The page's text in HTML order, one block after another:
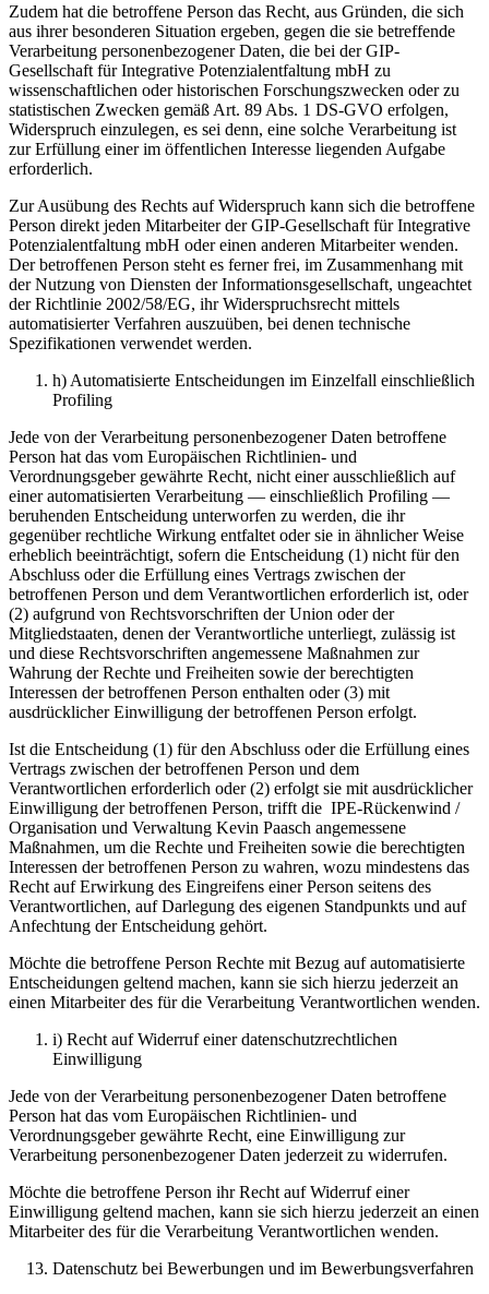
Zudem hat die betroffene Person das Recht, aus Gründen, die sich
aus ihrer besonderen Situation ergeben, gegen die sie betreffende
Verarbeitung personenbezogener Daten, die bei der GIP-
Gesellschaft für Integrative Potenzialentfaltung mbH zu
wissenschaftlichen oder historischen Forschungszwecken oder zu
statistischen Zwecken gemäß Art. 89 Abs. 1 DS-GVO erfolgen,
Widerspruch einzulegen, es sei denn, eine solche Verarbeitung ist
zur Erfüllung einer im öffentlichen Interesse liegenden Aufgabe
erforderlich.
Zur Ausübung des Rechts auf Widerspruch kann sich die betroffene
Person direkt jeden Mitarbeiter der GIP-Gesellschaft für Integrative
Potenzialentfaltung mbH oder einen anderen Mitarbeiter wenden.
Der betroffenen Person steht es ferner frei, im Zusammenhang mit
der Nutzung von Diensten der Informationsgesellschaft, ungeachtet
der Richtlinie 2002/58/EG, ihr Widerspruchsrecht mittels
automatisierter Verfahren auszuüben, bei denen technische
Spezifikationen verwendet werden.
h) Automatisierte Entscheidungen im Einzelfall einschließlich
Profiling
Jede von der Verarbeitung personenbezogener Daten betroffene
Person hat das vom Europäischen Richtlinien- und
Verordnungsgeber gewährte Recht, nicht einer ausschließlich auf
einer automatisierten Verarbeitung — einschließlich Profiling —
beruhenden Entscheidung unterworfen zu werden, die ihr
gegenüber rechtliche Wirkung entfaltet oder sie in ähnlicher Weise
erheblich beeinträchtigt, sofern die Entscheidung (1) nicht für den
Abschluss oder die Erfüllung eines Vertrags zwischen der
betroffenen Person und dem Verantwortlichen erforderlich ist, oder
(2) aufgrund von Rechtsvorschriften der Union oder der
Mitgliedstaaten, denen der Verantwortliche unterliegt, zulässig ist
und diese Rechtsvorschriften angemessene Maßnahmen zur
Wahrung der Rechte und Freiheiten sowie der berechtigten
Interessen der betroffenen Person enthalten oder (3) mit
ausdrücklicher Einwilligung der betroffenen Person erfolgt.
Ist die Entscheidung (1) für den Abschluss oder die Erfüllung eines
Vertrags zwischen der betroffenen Person und dem
Verantwortlichen erforderlich oder (2) erfolgt sie mit ausdrücklicher
Einwilligung der betroffenen Person, trifft die IPE-Rückenwind /
Organisation und Verwaltung Kevin Paasch angemessene
Maßnahmen, um die Rechte und Freiheiten sowie die berechtigten
Interessen der betroffenen Person zu wahren, wozu mindestens das
Recht auf Erwirkung des Eingreifens einer Person seitens des
Verantwortlichen, auf Darlegung des eigenen Standpunkts und auf
Anfechtung der Entscheidung gehört.
Möchte die betroffene Person Rechte mit Bezug auf automatisierte
Entscheidungen geltend machen, kann sie sich hierzu jederzeit an
einen Mitarbeiter des für die Verarbeitung Verantwortlichen wenden.
i) Recht auf Widerruf einer datenschutzrechtlichen
Einwilligung
Jede von der Verarbeitung personenbezogener Daten betroffene
Person hat das vom Europäischen Richtlinien- und
Verordnungsgeber gewährte Recht, eine Einwilligung zur
Verarbeitung personenbezogener Daten jederzeit zu widerrufen.
Möchte die betroffene Person ihr Recht auf Widerruf einer
Einwilligung geltend machen, kann sie sich hierzu jederzeit an einen
Mitarbeiter des für die Verarbeitung Verantwortlichen wenden.
Datenschutz bei Bewerbungen und im Bewerbungsverfahren